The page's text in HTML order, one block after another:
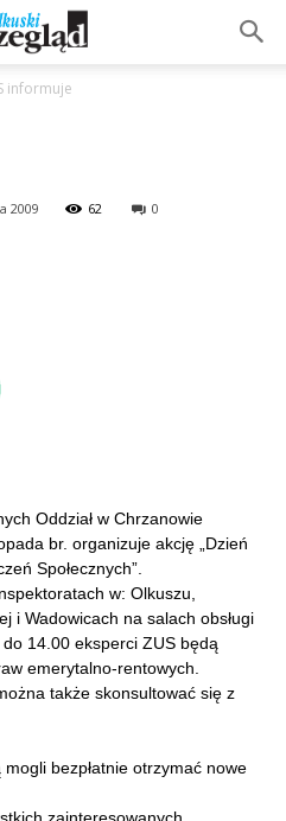
informuje
2009 62 0
Oddział w Chrzanowie
br. organizuje akcję „Dzień
Społecznych”.
w: Olkuszu,
i Wadowicach na salach obsługi
14.00 eksperci ZUS będą
emerytalno-rentowych.
także skonsultować się z
bezpłatnie otrzymać nowe